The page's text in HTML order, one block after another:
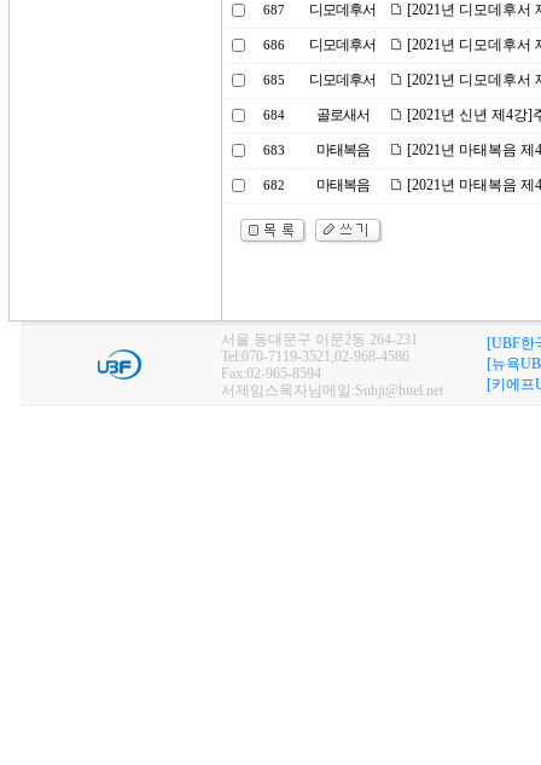
687 디모데후서 [2021년 디모데후서
686 디모데후서 [2021년 디모데후서
685 디모데후서 [2021년 디모데후서
684 골로새서 [2021년 신년 제4강]
683 마태복음 [2021년 마태복음
682 마태복음 [2021년 마태복음
서울 동대문구 이문2동 264-231
Tel:070-7119-3521,02-968-4586
Fax:02-965-8594
서제임스목자님메일:Suhjt@hitel.net
[UBF한
[뉴욕
[키에프